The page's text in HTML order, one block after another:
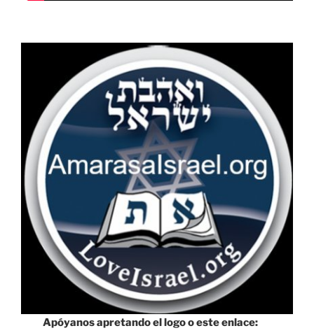
Apóyanos apretando el logo o este enlace: